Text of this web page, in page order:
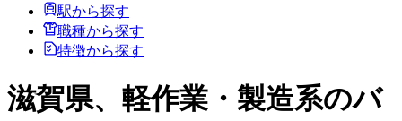
駅から探す
職種から探す
特徴から探す
滋賀県、軽作業・製造系のバ